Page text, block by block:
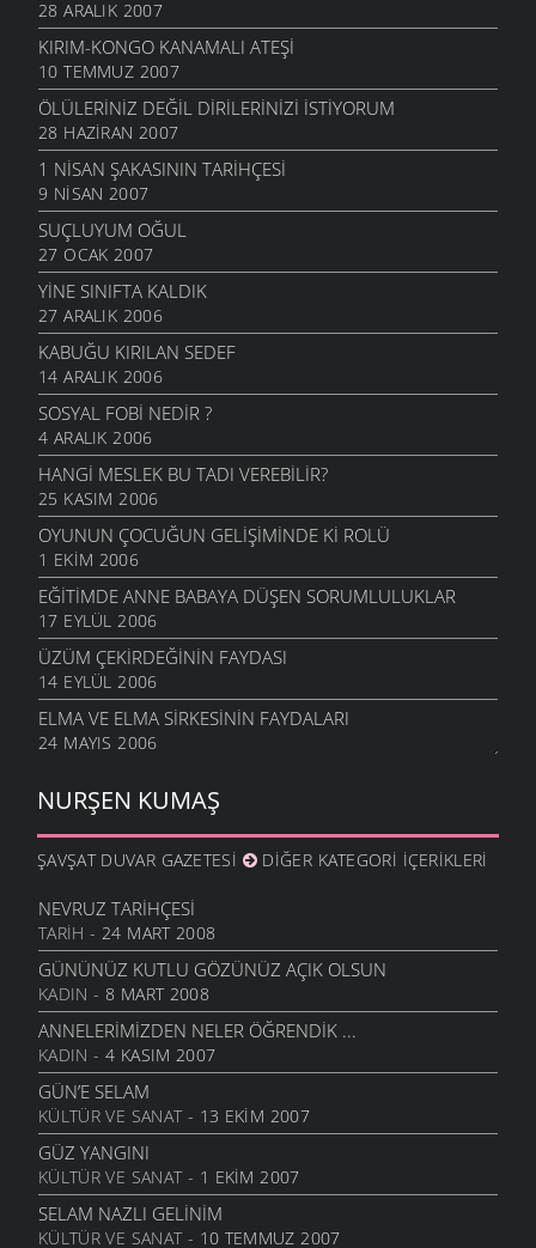
28 ARALIK 2007
KIRIM-KONGO KANAMALI ATEŞI
10 TEMMUZ 2007
ÖLÜLERINIZ DEĞIL DIRILERINIZI İSTIYORUM
28 HAZIRAN 2007
1 NISAN ŞAKASININ TARIHÇESI
9 NISAN 2007
SUÇLUYUM OĞUL
27 OCAK 2007
YINE SINIFTA KALDIK
27 ARALIK 2006
KABUĞU KIRILAN SEDEF
14 ARALIK 2006
SOSYAL FOBI NEDIR ?
4 ARALIK 2006
HANGI MESLEK BU TADI VEREBILIR?
25 KASIM 2006
OYUNUN ÇOCUĞUN GELIŞIMINDE KI ROLÜ
1 EKIM 2006
EĞITIMDE ANNE BABAYA DÜŞEN SORUMLULUKLAR
17 EYLÜL 2006
ÜZÜM ÇEKIRDEĞININ FAYDASI
14 EYLÜL 2006
ELMA VE ELMA SIRKESININ FAYDALARI
24 MAYIS 2006
NURŞEN KUMAŞ
ŞAVŞAT DUVAR GAZETESI DIĞER KATEGORI İÇERIKLERI
NEVRUZ TARIHÇESI
TARIH - 24 MART 2008
GÜNÜNÜZ KUTLU GÖZÜNÜZ AÇIK OLSUN
KADIN - 8 MART 2008
ANNELERIMIZDEN NELER ÖĞRENDIK ...
KADIN - 4 KASIM 2007
GÜN’E SELAM
KÜLTÜR VE SANAT- 13 EKIM 2007
GÜZ YANGINI
KÜLTÜR VE SANAT- 1 EKIM 2007
SELAM NAZLI GELINIM
KÜLTÜR VE SANAT- 10 TEMMUZ 2007